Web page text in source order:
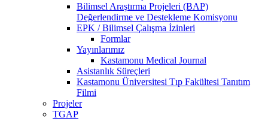
Bilimsel Araştırma Projeleri (BAP)
Değerlendirme ve Destekleme Komisyonu
EPK / Bilimsel Çalışma İzinleri
Formlar
Yayınlarımız
Kastamonu Medical Journal
Asistanlık Süreçleri
Kastamonu Üniversitesi Tıp Fakültesi Tanıtım
Filmi
Projeler
TGAP